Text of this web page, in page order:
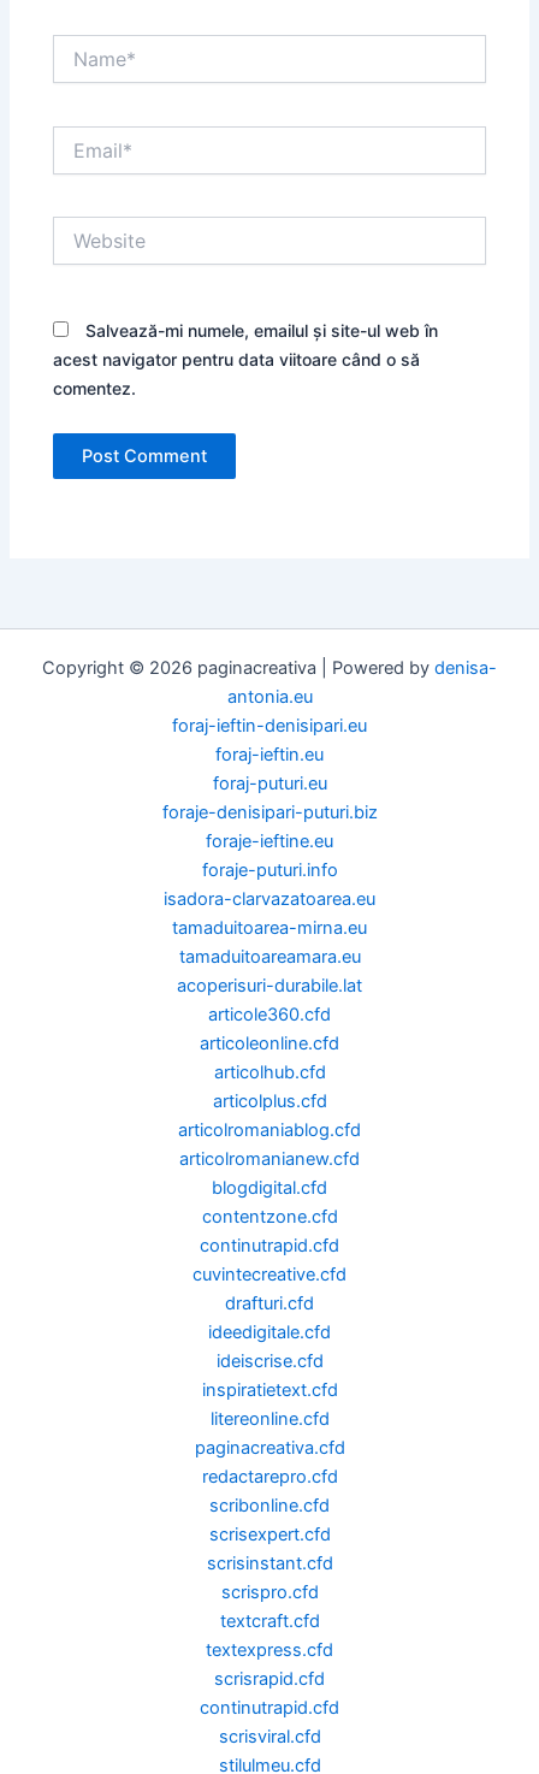
Salvează-mi numele, emailul și site-ul web în
acest navigator pentru data viitoare când o să
comentez.
Copyright © 2026 paginacreativa | Powered by denisa-
antonia.eu
foraj-ieftin-denisipari.eu
foraj-ieftin.eu
foraj-puturi.eu
foraje-denisipari-puturi.biz
foraje-ieftine.eu
foraje-puturi.info
isadora-clarvazatoarea.eu
tamaduitoarea-mirna.eu
tamaduitoareamara.eu
acoperisuri-durabile.lat
articole360.cfd
articoleonline.cfd
articolhub.cfd
articolplus.cfd
articolromaniablog.cfd
articolromanianew.cfd
blogdigital.cfd
contentzone.cfd
continutrapid.cfd
cuvintecreative.cfd
drafturi.cfd
ideedigitale.cfd
ideiscrise.cfd
inspiratietext.cfd
litereonline.cfd
paginacreativa.cfd
redactarepro.cfd
scribonline.cfd
scrisexpert.cfd
scrisinstant.cfd
scrispro.cfd
textcraft.cfd
textexpress.cfd
scrisrapid.cfd
continutrapid.cfd
scrisviral.cfd
stilulmeu.cfd